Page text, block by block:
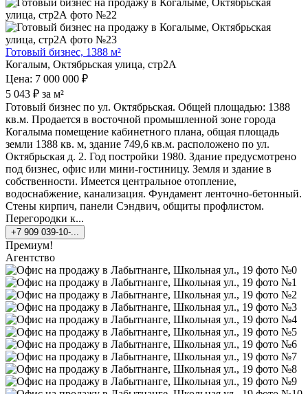
Готовый бизнес, 1388 м²
Когалым, Октябрьская улица, стр2А
Цена: 7 000 000 ₽
5 043 ₽ за м²
Готовый бизнес по ул. Октябрьская. Общей площадью: 1388
кв.м. Продается в восточной промышленной зоне города
Когалыма помещение кабинетного плана, общая площадь
земли 1388 кв. м, здание 749,6 кв.м. расположено по ул.
Октябрьская д. 2. Год постройки 1980. Здание предусмотрено
под бизнес, офис или мини-гостиницу. Земля и здание в
собственности. Имеется центральное отопление,
водоснабжение, канализация. Фундамент ленточно-бетонный.
Стены кирпич, панели Сэндвич, общиты профлистом.
Перегородки к...
+7 909 039-10-...
Премиум!
Агентство